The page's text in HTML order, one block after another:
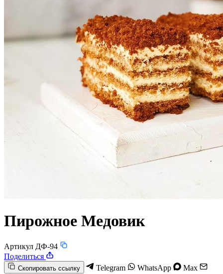
Пирожное Медовик
Артикул ДФ-94
Поделиться
Скопировать ссылку Telegram WhatsApp
Max